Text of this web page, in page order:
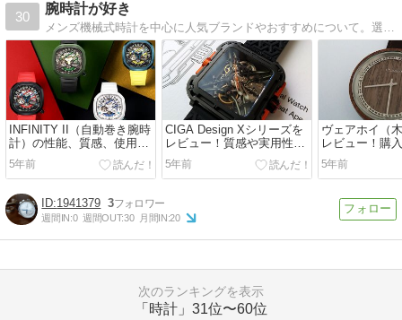
30
腕時計が好き
メンズ機械式時計を中心に人気ブランドやおすすめについて。選び方や一生ものまで管理人独自の視点で気になる腕時計について語るブログです。
INFINITY II（自動巻き腕時
計）の性能、質感、使用感
を徹底解説！
5年前
CIGA Design Xシリーズを
レビュー！質感や実用性な
ど気になる点を徹底解説！
5年前
ヴェアホイ（
レビュー！購
トがおすすめ
5年前
1941379 3
週間IN:0 週間OUT:30 月間IN:20
次のランキングを表示
「時計」 31位〜60位